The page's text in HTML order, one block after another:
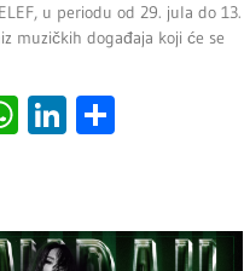
u periodu od 29. jula do 13.
muzičkih događaja koji će se
WhatsApp
LinkedIn